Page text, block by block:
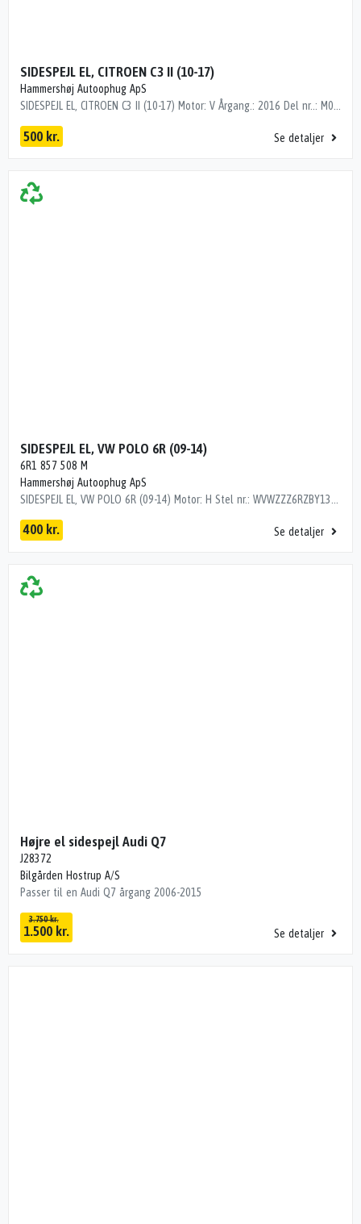
SIDESPEJL EL, CITROEN C3 II (10-17)
Hammershøj Autoophug ApS
500 kr. Se detaljer
SIDESPEJL EL, VW POLO 6R (09-14)
6R1 857 508 M
Hammershøj Autoophug ApS
400 kr. Se detaljer
Højre el sidespejl Audi Q7
J28372
Bilgården Hostrup A/S
Passer til en Audi Q7 årgang 2006-2015
3.750 kr.
1.500 kr. Se detaljer